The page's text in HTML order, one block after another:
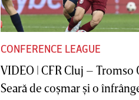
CONFERENCE LEAGUE
VIDEO | CFR Cluj – Tromso
Seară de coşmar şi o